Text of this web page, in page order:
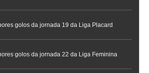
golos da jornada 19 da Liga Placard
golos da jornada 22 da Liga Feminina